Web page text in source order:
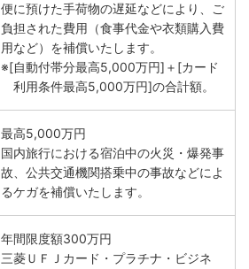
便に預けた手荷物の遅延などにより、ご
負担された費用（食事代金や衣類購入費
用など）を補償いたします。
※[自動付帯分最高5,000万円]＋[カード
利用条件最高5,000万円]の合計額。
最高5,000万円
国内旅行における宿泊中の火災・爆発事
故、公共交通機関搭乗中の事故などによ
るケガを補償いたします。
年間限度額300万円
三菱ＵＦＪカード・プラチナ・ビジネ